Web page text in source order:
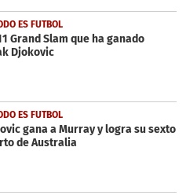
ES FUTBOL
Grand Slam que ha ganado
Djokovic
ES FUTBOL
gana a Murray y logra su sexto
de Australia